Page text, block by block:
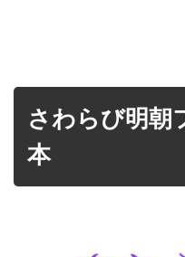
さわらび明朝
本